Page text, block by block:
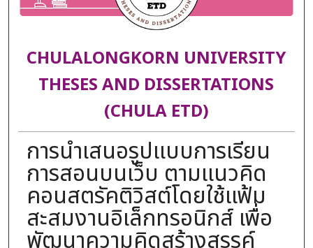
CHULALONGKORN UNIVERSITY
THESES AND DISSERTATIONS
(CHULA ETD)
การนำเสนอรูปแบบการเรียน
การสอนบนเว็บ ตามแนวคิด
คอนสตรัคติวิสต์โดยใช้แฟ้ม
สะสมงานอิเล็กทรอนิกส์ เพื่อ
พัฒนาความคิดสร้างสรรค์